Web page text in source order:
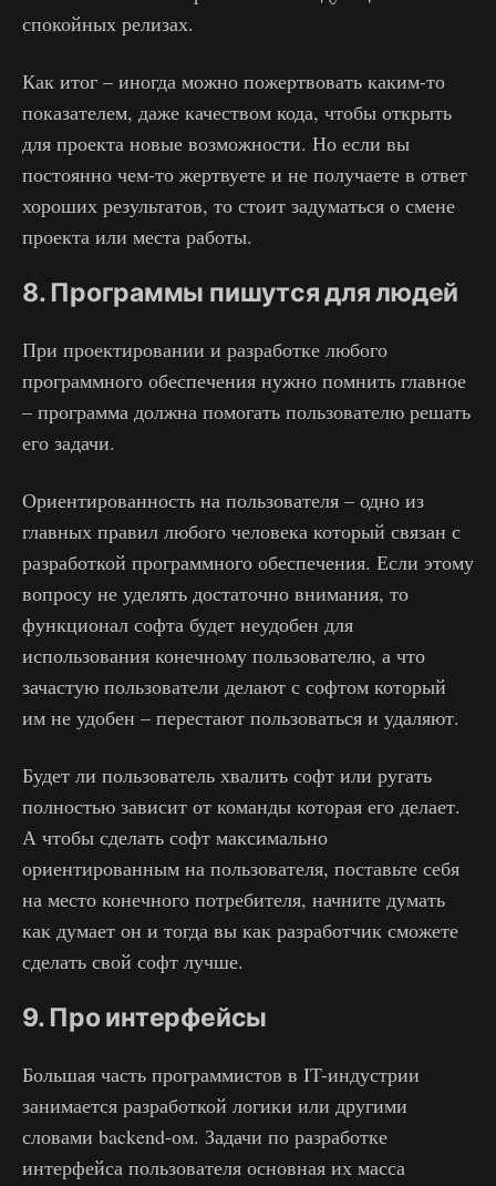
спокойных релизах.
Как итог – иногда можно пожертвовать каким-то
показателем, даже качеством кода, чтобы открыть
для проекта новые возможности. Но если вы
постоянно чем-то жертвуете и не получаете в ответ
хороших результатов, то стоит задуматься о смене
проекта или места работы.
8. Программы пишутся для людей
При проектировании и разработке любого
программного обеспечения нужно помнить главное
– программа должна помогать пользователю решать
его задачи.
Ориентированность на пользователя – одно из
главных правил любого человека который связан с
разработкой программного обеспечения. Если этому
вопросу не уделять достаточно внимания, то
функционал софта будет неудобен для
использования конечному пользователю, а что
зачастую пользователи делают с софтом который
им не удобен – перестают пользоваться и удаляют.
Будет ли пользователь хвалить софт или ругать
полностью зависит от команды которая его делает.
А чтобы сделать софт максимально
ориентированным на пользователя, поставьте себя
на место конечного потребителя, начните думать
как думает он и тогда вы как разработчик сможете
сделать свой софт лучше.
9. Про интерфейсы
Большая часть программистов в IT-индустрии
занимается разработкой логики или другими
словами backend-ом. Задачи по разработке
интерфейса пользователя основная их масса